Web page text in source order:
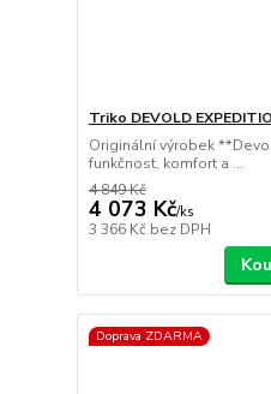
Triko DEVOLD
Originální výrobek
funkčnost, komfort a ...
4 849 Kč
4 073 Kč/ks
3 366 Kč bez DPH
Doprava ZDARMA